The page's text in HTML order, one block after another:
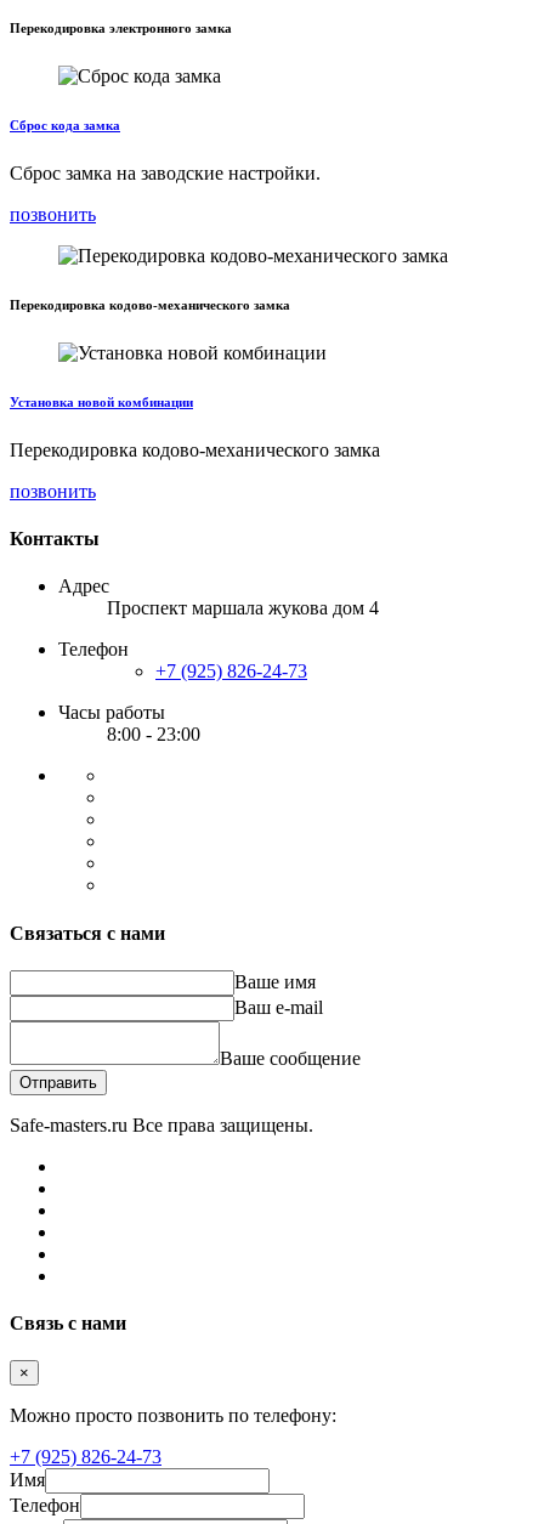
Перекодировка электронного замка
Сброс кода замка
Сброс замка на заводские настройки.
позвонить
Перекодировка кодово-механического замка
Установка новой комбинации
Перекодировка кодово-механического замка
позвонить
Контакты
Адрес
Проспект маршала жукова дом 4
Телефон
+7 (925) 826-24-73
Часы работы
8:00 - 23:00
Связаться с нами
Ваше имя
Ваш e-mail
Ваше сообщение
Отправить
Safe-masters.ru Все права защищены.
Связь с нами
×
Можно просто позвонить по телефону:
+7 (925) 826-24-73
Имя
Телефон